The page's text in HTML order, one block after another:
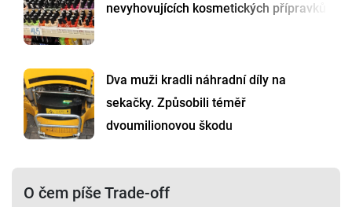
nevyhovujících kosmetických přípravků
Dva muži kradli náhradní díly na
sekačky. Způsobili téměř
dvoumilionovou škodu
O čem píše Trade-off